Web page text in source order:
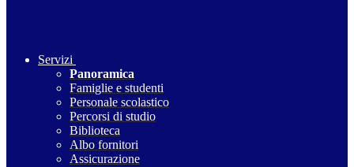
Servizi
Panoramica
Famiglie e studenti
Personale scolastico
Percorsi di studio
Biblioteca
Albo fornitori
Assicurazione